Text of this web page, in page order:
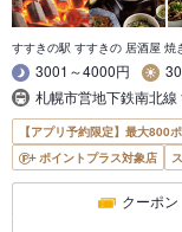
すすきの駅 すすきの 居酒屋 焼
3001～4000円
札幌市営地下鉄南北
【アプリ予約限定】最大800
ポイントプラス対象店
クーポン